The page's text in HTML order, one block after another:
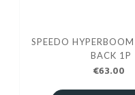
SPEEDO
BACK 1P
€63.00